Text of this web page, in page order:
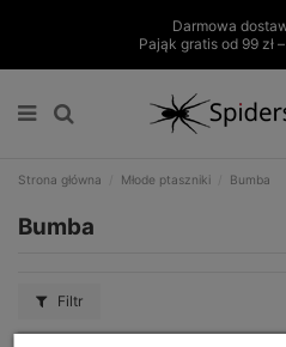
Darmowa
Pająk gratis od 99 zł
Strona główna Młode ptaszniki Bumba
Bumba
Filtr